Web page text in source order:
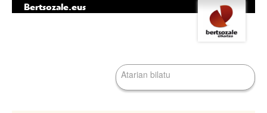
Bertsozale.eus
pertsonalak
Bilatu atarian